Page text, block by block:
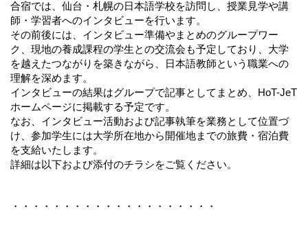
合宿では、仙台・札幌の日本語学校を訪問し、授業見学や講
師・学習者へのインタビューを行います。
その前後には、インタビュー準備やまとめのグループワー
ク、現地の養成課程の学生との交流会も予定しており、大学
を越えたつながりを築きながら、日本語教師という職業への
理解を深めます。
インタビューの結果はグループで記事としてまとめ、HoT-JeT
ホームページに掲載する予定です。
なお、インタビュー活動および記事執筆を業務として位置づ
け、参加学生には大学所在地から開催地までの旅費・宿泊費
を支給いたします。
詳細は以下および添付のチラシをご覧ください。
・・・・・・・・・・・・・・・・・・・・